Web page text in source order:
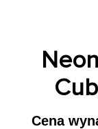
Cena